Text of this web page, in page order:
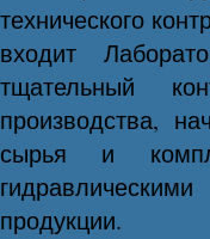
технического
входит
тщательный
производства,
сырья и
продукции.